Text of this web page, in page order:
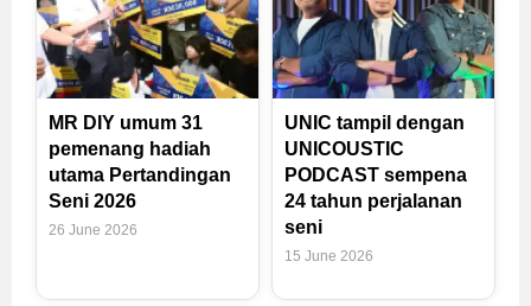
MR DIY umum 31
pemenang hadiah
utama Pertandingan
Seni 2026
26 June 2026
UNIC tampil dengan
UNICOUSTIC
PODCAST sempena
24 tahun perjalanan
seni
15 June 2026